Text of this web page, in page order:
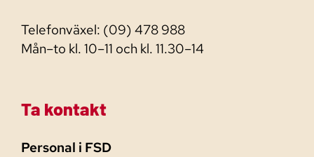
Telefonväxel: (09) 478 988
Mån–to kl. 10–11 och kl. 11.30–14
Ta kontakt
Personal i FSD